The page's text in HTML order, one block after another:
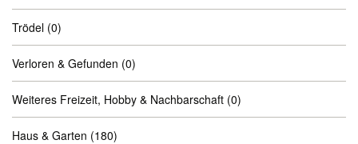
Trödel (0)
Verloren & Gefunden (0)
Weiteres Freizeit, Hobby & Nachbarschaft (0)
Haus & Garten (180)